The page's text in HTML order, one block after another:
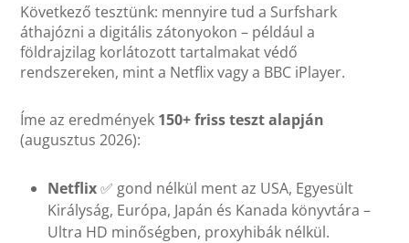
Következő tesztünk: mennyire tud a Surfshark
áthajózni a digitális zátonyokon – például a
földrajzilag korlátozott tartalmakat védő
rendszereken, mint a Netflix vagy a BBC iPlayer.
Íme az eredmények 150+ friss teszt alapján
(augusztus 2026):
Netflix✅ gond nélkül ment az USA, Egyesült
Királyság, Európa, Japán és Kanada könyvtára –
Ultra HD minőségben, proxyhibák nélkül.